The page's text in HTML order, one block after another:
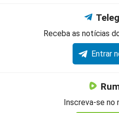
Receba as notícias
Entrar
Inscreva-se no